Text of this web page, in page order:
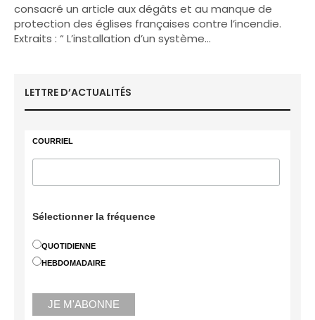
consacré un article aux dégâts et au manque de
protection des églises françaises contre l’incendie.
Extraits : “ L’installation d’un système…
LETTRE D’ACTUALITÉS
COURRIEL
Sélectionner la fréquence
QUOTIDIENNE
HEBDOMADAIRE